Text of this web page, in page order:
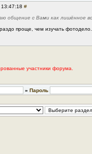
#
общение с Вами как лишённое
проще, чем изучать
участники форума.
» Пароль